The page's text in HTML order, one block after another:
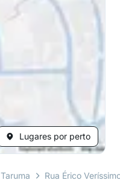
Lugares por perto
Taruma Rua Érico